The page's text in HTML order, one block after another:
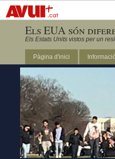
Els EUA són
Els Estats Units vistos per un
Pàgina d'inici Informació